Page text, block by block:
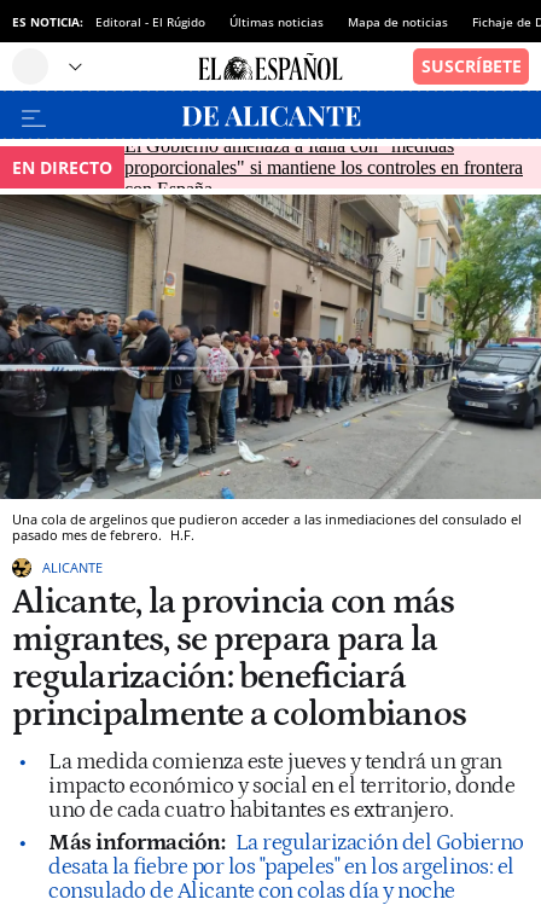
ES NOTICIA: Editoral - El Rúgido Últimas noticias Mapa de noticias Fichaje de
EN DIRECTO
El Gobierno amenaza a Italia con "medidas
proporcionales" si mantiene los controles en frontera
con España
Una cola de argelinos que pudieron acceder a las inmediaciones del consulado el
pasado mes de febrero. H.F.
ALICANTE
Alicante, la provincia con más
migrantes, se prepara para la
regularización: beneficiará
principalmente a colombianos
La medida comienza este jueves y tendrá un gran
impacto económico y social en el territorio, donde
uno de cada cuatro habitantes es extranjero.
Más información: La regularización del Gobierno
desata la fiebre por los "papeles" en los argelinos: el
consulado de Alicante con colas día y noche